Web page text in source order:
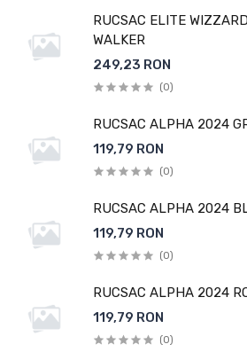
RUCSAC ELITE
WALKER
249,23 RON
(0)
RUCSAC ALPHA 2024
119,79 RON
(0)
RUCSAC ALPHA 2024
119,79 RON
(0)
RUCSAC ALPHA 2024
119,79 RON
(0)